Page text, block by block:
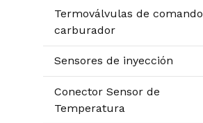
Termoválvulas de comando
carburador
Sensores de inyección
Conector Sensor de
Temperatura